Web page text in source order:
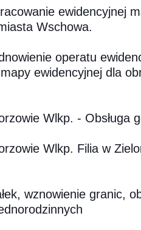
ewidencyjnej
Wschowa.
operatu
ewidencyjnej dla
Wlkp. - Obsługa
Wlkp. Filia w
wznowienie granic,